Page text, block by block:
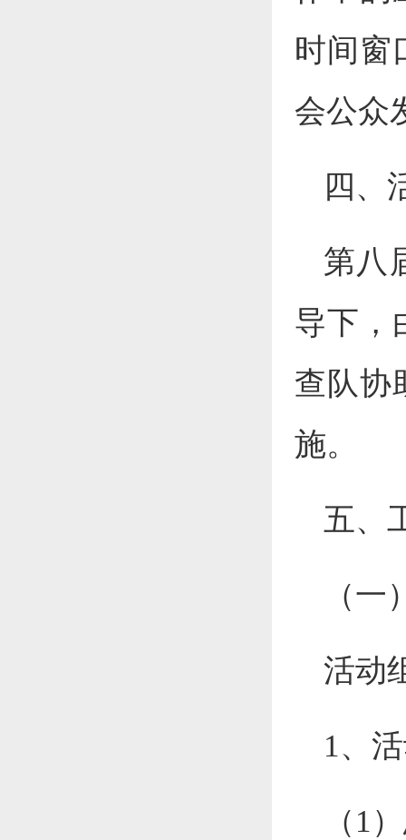
时间窗
会公众
四、
第八
导下，
查队协
施。
五、
（
活动
1、
（1